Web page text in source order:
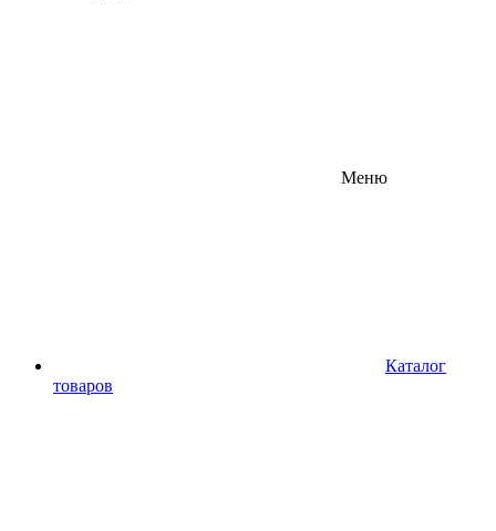
Меню
Каталог
товаров